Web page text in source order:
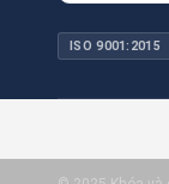
ISO 9001:2015